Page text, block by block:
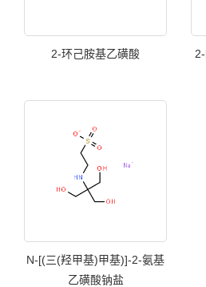
2-环己胺基乙磺酸
N-[(三(羟甲基)甲基)]-2-氨基
乙磺酸钠盐